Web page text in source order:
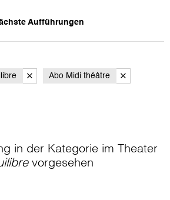
Aufführungen
Abo Midi théâtre
in der Kategorie im Theater
vorgesehen